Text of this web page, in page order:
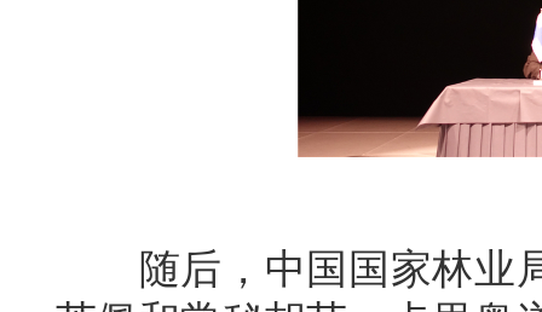
随后，中国国家林业局